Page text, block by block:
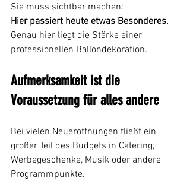
Sie muss sichtbar machen:
Hier passiert heute etwas Besonderes.
Genau hier liegt die Stärke einer
professionellen Ballondekoration.
Aufmerksamkeit ist die
Voraussetzung für alles andere
Bei vielen Neueröffnungen fließt ein
großer Teil des Budgets in Catering,
Werbegeschenke, Musik oder andere
Programmpunkte.